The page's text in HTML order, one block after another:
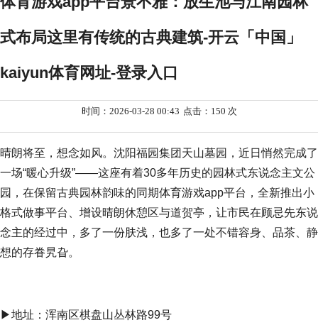
式布局这里有传统的古典建筑-开云「中国」
kaiyun体育网址-登录入口
时间：2026-03-28 00:43 点击：150 次
晴朗将至，想念如风。沈阳福园集团天山墓园，近日悄然完成了
一场“暖心升级”——这座有着30多年历史的园林式东说念主文公
园，在保留古典园林韵味的同期体育游戏app平台，全新推出小
格式做事平台、增设晴朗休憩区与道贺亭，让市民在顾忌先东说
念主的经过中，多了一份肤浅，也多了一处不错容身、品茶、静
想的存眷旯旮。
▶地址：浑南区棋盘山丛林路99号